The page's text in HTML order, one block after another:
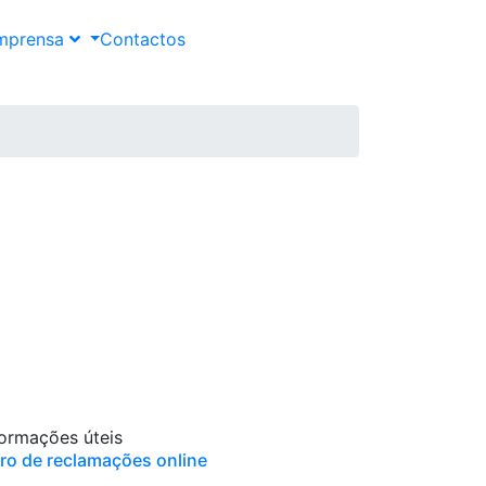
Contactos
úteis
de reclamações online